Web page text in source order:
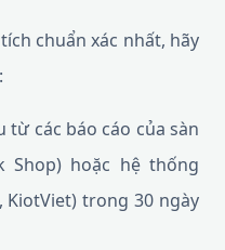
chuẩn xác nhất, hãy
từ các báo cáo của sàn
Shop) hoặc hệ thống
KiotViet) trong 30 ngày